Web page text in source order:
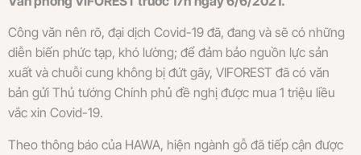
Công văn nên rõ, đại dịch Covid-19 đã, đang và sẽ có những
diễn biến phức tạp, khó lường; để đảm bảo nguồn lực sản
xuất và chuỗi cung không bị đứt gãy, VIFOREST đã có văn
bản gửi Thủ tướng Chính phủ đề nghị được mua 1 triệu liều
vắc xin Covid-19.
Theo thông báo của HAWA, hiện ngành gỗ đã tiếp cận được